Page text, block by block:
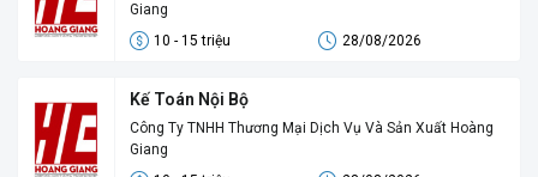
Giang
10 - 15 triệu
28/08/2026
Kế Toán Nội Bộ
Công Ty TNHH Thương Mại Dịch Vụ Và Sản Xuất Hoàng
Giang